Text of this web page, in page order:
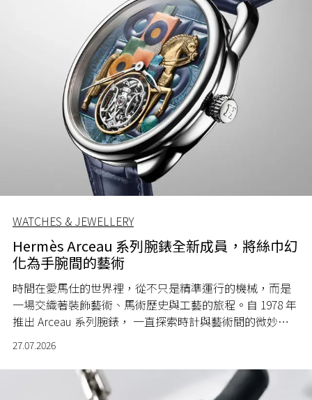
WATCHES & JEWELLERY
Hermès Arceau 系列腕錶全新成員，將絲巾幻
化為手腕間的藝術
時間在愛馬仕的世界裡，從不只是精準運行的機械，而是
一場交織著裝飾藝術、馬術歷史與工藝的旅程。自 1978 年
推出 Arceau 系列腕錶， 一直探索時計與藝術間的微妙關
27.07.2026